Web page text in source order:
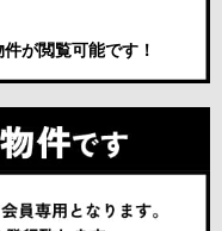
が閲覧可能です！